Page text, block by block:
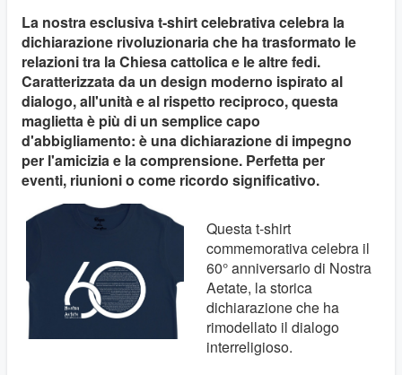
La nostra esclusiva t-shirt celebrativa celebra la
dichiarazione rivoluzionaria che ha trasformato le
relazioni tra la Chiesa cattolica e le altre fedi.
Caratterizzata da un design moderno ispirato al
dialogo, all'unità e al rispetto reciproco, questa
maglietta è più di un semplice capo
d'abbigliamento: è una dichiarazione di impegno
per l'amicizia e la comprensione. Perfetta per
eventi, riunioni o come ricordo significativo.
Questa t-shirt
commemorativa celebra il
60° anniversario di Nostra
Aetate, la storica
dichiarazione che ha
rimodellato il dialogo
interreligioso.